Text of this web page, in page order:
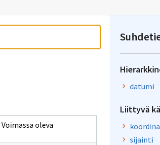
Voimassa oleva
datumi
Liittyvä
sijainti